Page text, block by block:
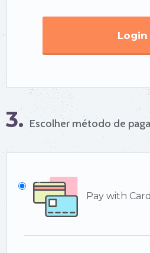
Login
3. Escolher método de
Pay with Card